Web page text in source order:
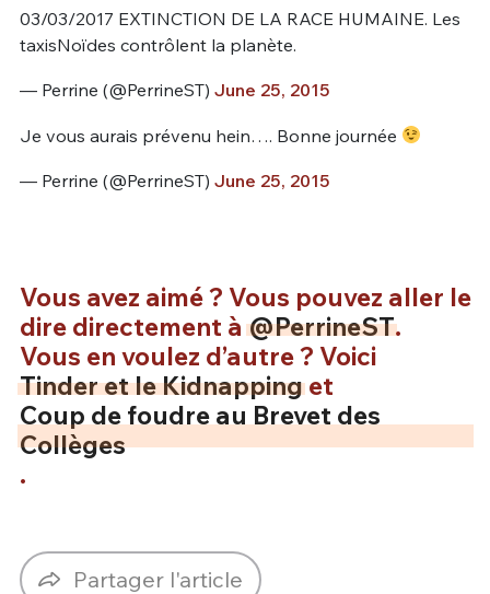
03/03/2017 EXTINCTION DE LA RACE HUMAINE. Les
taxisNoïdes contrôlent la planète.
— Perrine (@PerrineST) June 25, 2015
Je vous aurais prévenu hein…. Bonne journée
— Perrine (@PerrineST) June 25, 2015
Vous avez aimé ? Vous pouvez aller le
dire directement à@PerrineST.
Vous en voulez d’autre ? Voici
Tinder et le Kidnappinget
Coup de foudre au Brevet des
Collèges
.
Partager l'article